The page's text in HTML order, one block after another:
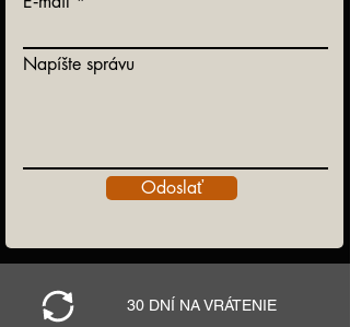
Napíšte správu
Odoslať
30 DNÍ NA VRÁTENIE